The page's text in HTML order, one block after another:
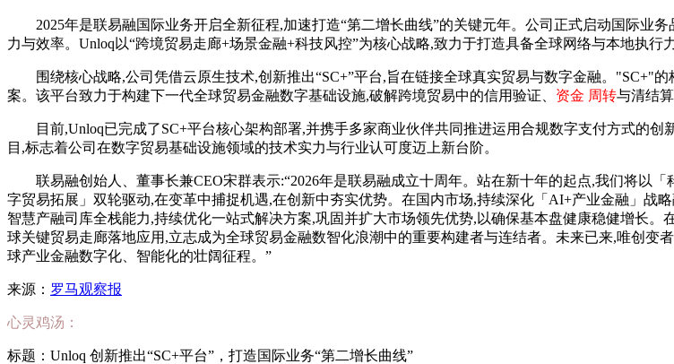
2025年是联易融国际业务开启全新征程,加速打造“第二增长曲线”的关键元年。公司正式启动国际业
力与效率。Unloq以“跨境贸易走廊+场景金融+科技风控”为核心战略,致力于打造具备全球网络与本地执行
围绕核心战略,公司凭借云原生技术,创新推出“SC+”平台,旨在链接全球真实贸易与数字金融。"SC+"
案。该平台致力于构建下一代全球贸易金融数字基础设施,破解跨境贸易中的信用验证、 资金 周转与清结
目前,Unloq已完成了SC+平台核心架构部署,并携手多家商业伙伴共同推进运用合规数字支付方式的
目,标志着公司在数字贸易基础设施领域的技术实力与行业认可度迈上新台阶。
联易融创始人、董事长兼CEO宋群表示:“2026年是联易融成立十周年。站在新十年的起点,我们将以
字贸易拓展」双轮驱动,在变革中捕捉机遇,在创新中夯实优势。在国内市场,持续深化「AI+产业金融」战
智慧产融司库全栈能力,持续优化一站式解决方案,巩固并扩大市场领先优势,以确保基本盘健康稳健增长
球关键贸易走廊落地应用,立志成为全球贸易金融数智化浪潮中的重要构建者与连结者。未来已来,唯创
球产业金融数字化、智能化的壮阔征程。”
来源： 罗马观察报
心灵鸡汤：
标题：Unloq 创新推出“SC+平台”，打造国际业务“第二增长曲线”